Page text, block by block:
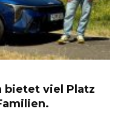
bietet viel Platz